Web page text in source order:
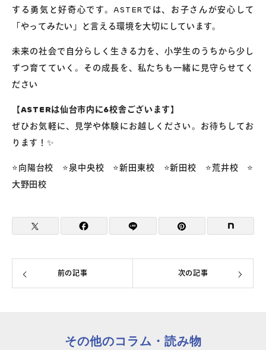
する勇気と好奇心です。ASTERでは、お子さんが安心して
「やってみたい」と言える環境を大切にしています。
未来の社会で自分らしく生きる力を、小学生のうちから少し
ずつ育てていく。その成長を、私たちも一緒に見守らせてく
ださい
【ASTERは仙台市内に6校舎ございます】
ぜひお気軽に、見学や体験にお越しください。お待ちしてお
ります！✨
⭐️向陽台校 ⭐️泉中央校 ⭐️新田東校 ⭐️新田校 ⭐️荒井校 ⭐️
大野田校
前の記事 次の記事
その他のコラム・読み物